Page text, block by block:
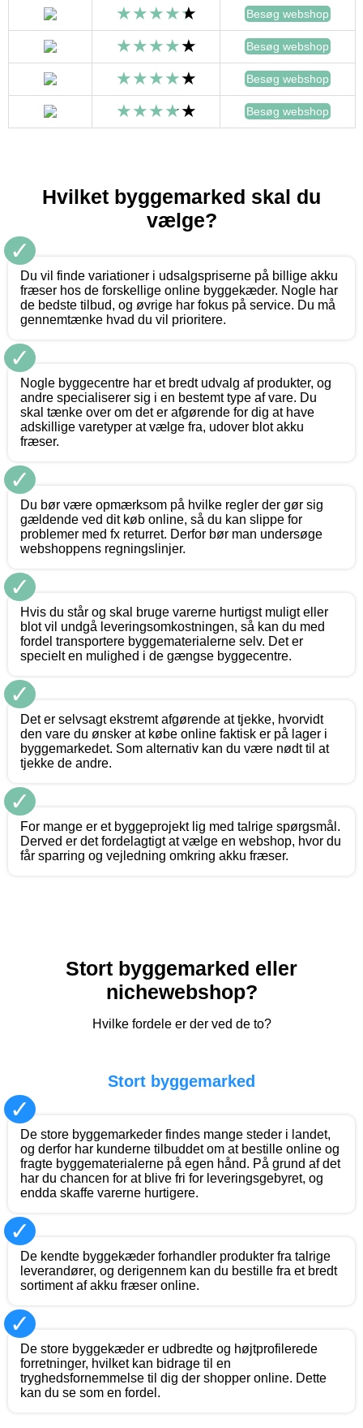
Besøg webshop
Besøg webshop
Besøg webshop
Besøg webshop
Hvilket byggemarked skal du
vælge?
✓
Du vil finde variationer i udsalgspriserne på billige akku
fræser hos de forskellige online byggekæder. Nogle har
de bedste tilbud, og øvrige har fokus på service. Du må
gennemtænke hvad du vil prioritere.
✓
Nogle byggecentre har et bredt udvalg af produkter, og
andre specialiserer sig i en bestemt type af vare. Du
skal tænke over om det er afgørende for dig at have
adskillige varetyper at vælge fra, udover blot akku
fræser.
✓
Du bør være opmærksom på hvilke regler der gør sig
gældende ved dit køb online, så du kan slippe for
problemer med fx returret. Derfor bør man undersøge
webshoppens regningslinjer.
✓
Hvis du står og skal bruge varerne hurtigst muligt eller
blot vil undgå leveringsomkostningen, så kan du med
fordel transportere byggematerialerne selv. Det er
specielt en mulighed i de gængse byggecentre.
✓
Det er selvsagt ekstremt afgørende at tjekke, hvorvidt
den vare du ønsker at købe online faktisk er på lager i
byggemarkedet. Som alternativ kan du være nødt til at
tjekke de andre.
✓
For mange er et byggeprojekt lig med talrige spørgsmål.
Derved er det fordelagtigt at vælge en webshop, hvor du
får sparring og vejledning omkring akku fræser.
Stort byggemarked eller
nichewebshop?
Hvilke fordele er der ved de to?
Stort byggemarked
✓
De store byggemarkeder findes mange steder i landet,
og derfor har kunderne tilbuddet om at bestille online og
fragte byggematerialerne på egen hånd. På grund af det
har du chancen for at blive fri for leveringsgebyret, og
endda skaffe varerne hurtigere.
✓
De kendte byggekæder forhandler produkter fra talrige
leverandører, og derigennem kan du bestille fra et bredt
sortiment af akku fræser online.
✓
De store byggekæder er udbredte og højtprofilerede
forretninger, hvilket kan bidrage til en
tryghedsfornemmelse til dig der shopper online. Dette
kan du se som en fordel.